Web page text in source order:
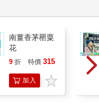
南薑香茅罌粟
花
9 折 特價 315
加入